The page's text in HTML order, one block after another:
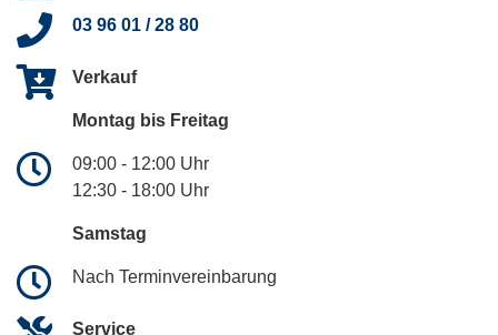
03 96 01 / 28 80
Verkauf
Montag bis Freitag
09:00 - 12:00 Uhr
12:30 - 18:00 Uhr
Samstag
Nach Terminvereinbarung
Service